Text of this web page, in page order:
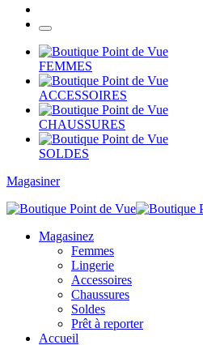
FEMMES
ACCESSOIRES
CHAUSSURES
SOLDES
Magasiner
Magasinez
Femmes
Lingerie
Accessoires
Chaussures
Soldes
Prêt à reporter
Accueil